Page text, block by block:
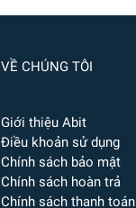
VỀ CHÚNG TÔI
Giới thiệu Abit
Điều khoản sử dụng
Chính sách bảo mật
Chính sách hoàn trả
Chính sách thanh toán